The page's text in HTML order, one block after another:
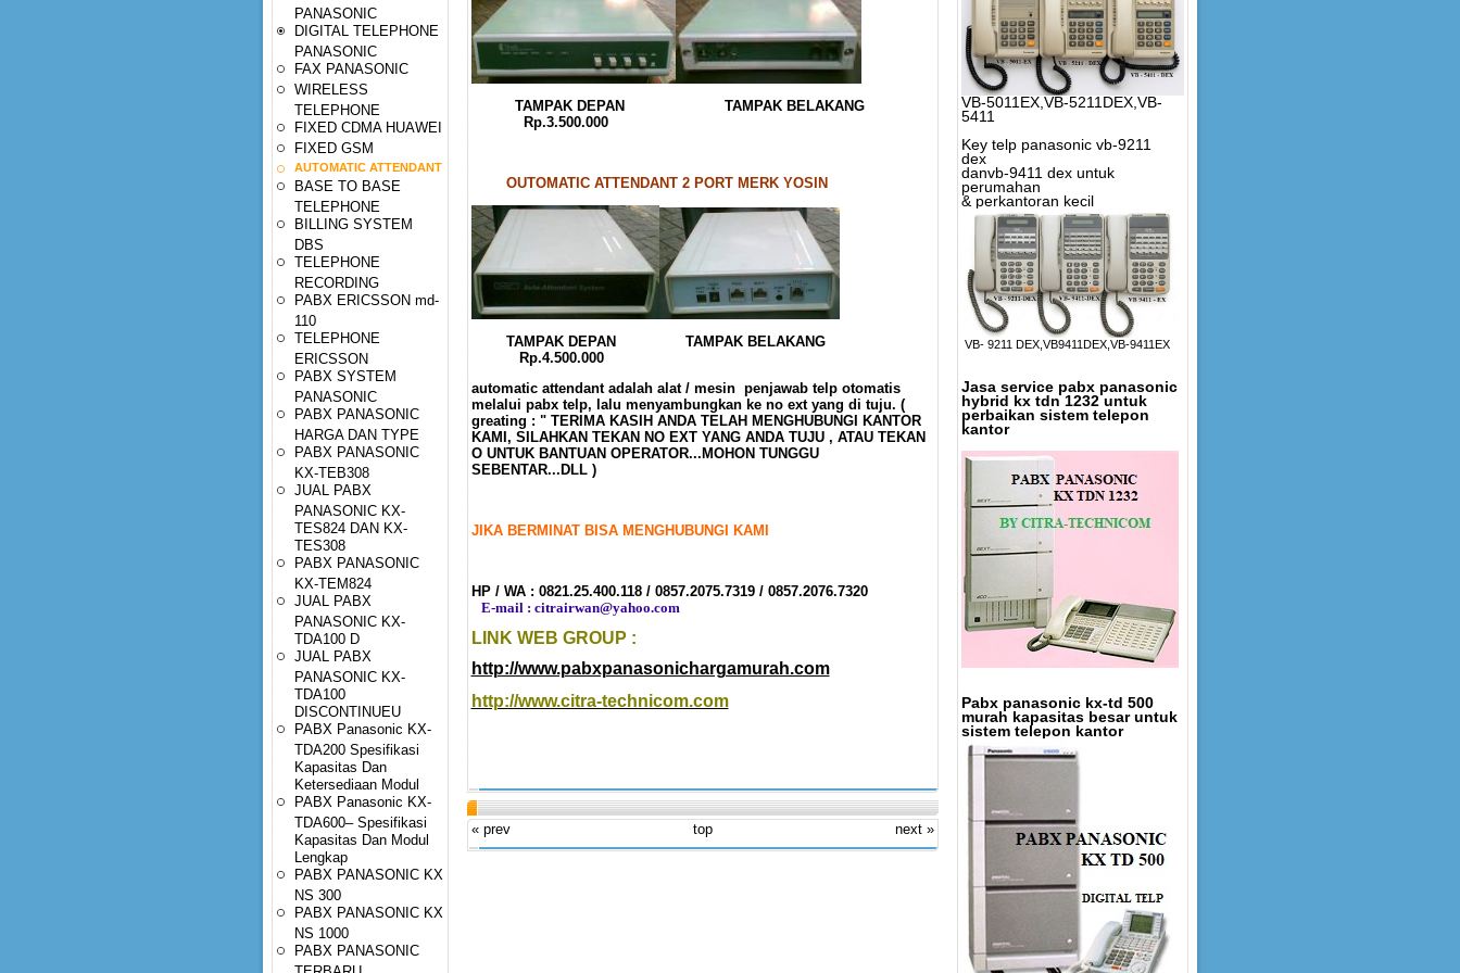
PANASONIC
DIGITAL TELEPHONE
PANASONIC
FAX PANASONIC
WIRELESS
TELEPHONE
FIXED CDMA HUAWEI
FIXED GSM
AUTOMATIC ATTENDANT
BASE TO BASE
TELEPHONE
BILLING SYSTEM
DBS
TELEPHONE
RECORDING
PABX ERICSSON md-
110
TELEPHONE
ERICSSON
PABX SYSTEM
PANASONIC
PABX PANASONIC
HARGA DAN TYPE
PABX PANASONIC
KX-TEB308
JUAL PABX
PANASONIC KX-
TES824 DAN KX-
TES308
PABX PANASONIC
KX-TEM824
JUAL PABX
PANASONIC KX-
TDA100 D
JUAL PABX
PANASONIC KX-
TDA100
DISCONTINUEU
PABX Panasonic KX-
TDA200 Spesifikasi
Kapasitas Dan
Ketersediaan Modul
PABX Panasonic KX-
TDA600– Spesifikasi
Kapasitas Dan Modul
Lengkap
PABX PANASONIC KX
NS 300
PABX PANASONIC KX
NS 1000
PABX PANASONIC
TERBARU
TAMPAK DEPAN TAMPAK BELAKANG
Rp.3.500.000
OUTOMATIC ATTENDANT 2 PORT MERK YOSIN
TAMPAK DEPAN TAMPAK BELAKANG
Rp.4.500.000
automatic attendant adalah alat / mesin penjawab telp otomatis
melalui pabx telp, lalu menyambungkan ke no ext yang di tuju. (
greating : " TERIMA KASIH ANDA TELAH MENGHUBUNGI KANTOR
KAMI, SILAHKAN TEKAN NO EXT YANG ANDA TUJU , ATAU TEKAN
O UNTUK BANTUAN OPERATOR...MOHON TUNGGU
SEBENTAR...DLL )
JIKA BERMINAT BISA MENGHUBUNGI KAMI
HP / WA : 0821.25.400.118 / 0857.2075.7319 / 0857.2076.7320
E-mail : citrairwan@yahoo.com
LINK WEB GROUP :
http://www.pabxpanasonichargamurah.com
http://www.citra-technicom.com
« prev top next »
VB-5011EX,VB-5211DEX,VB-
5411
Key telp panasonic vb-9211
dex
danvb-9411 dex untuk
perumahan
& perkantoran kecil
VB- 9211 DEX,VB9411DEX,VB-9411EX
Jasa service pabx panasonic
hybrid kx tdn 1232 untuk
perbaikan sistem telepon
kantor
Pabx panasonic kx-td 500
murah kapasitas besar untuk
sistem telepon kantor